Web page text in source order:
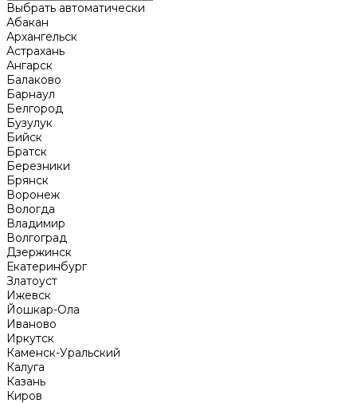
Выбрать автоматически
Абакан
Архангельск
Астрахань
Ангарск
Балаково
Барнаул
Белгород
Бузулук
Бийск
Братск
Березники
Брянск
Воронеж
Вологда
Владимир
Волгоград
Дзержинск
Екатеринбург
Златоуст
Ижевск
Йошкар-Ола
Иваново
Иркутск
Каменск-Уральский
Калуга
Казань
Киров